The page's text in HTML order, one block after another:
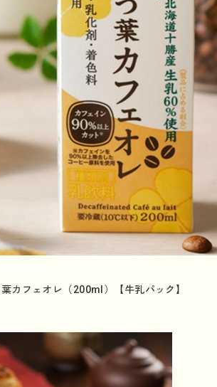
カフェオレ（200ml）【牛乳パック】